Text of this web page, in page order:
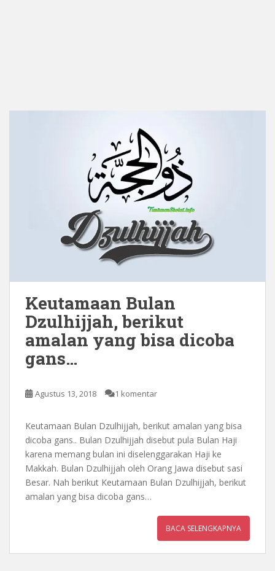
Keutamaan Bulan
Dzulhijjah, berikut
amalan yang bisa dicoba
gans…
Agustus 13, 2018 1 komentar
Keutamaan Bulan Dzulhijjah, berikut amalan yang bisa
dicoba gans.. Bulan Dzulhijjah disebut pula Bulan Haji
karena memang bulan ini diselenggarakan Haji ke
Makkah. Bulan Dzulhijjah oleh Orang Jawa disebut sasi
Besar. Nah berikut Keutamaan Bulan Dzulhijjah, berikut
amalan yang bisa dicoba gans…
BACA SELENGKAPNYA